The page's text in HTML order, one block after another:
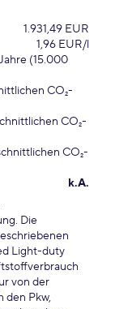
1.931,49 EUR
1,96 EUR/l
(15.000
CO₂-
CO₂-
CO₂-
k.A.
Die
Light-duty
von der
den Pkw,